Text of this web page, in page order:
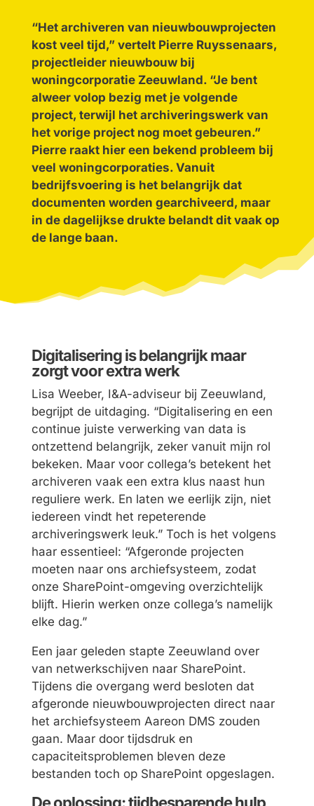
“Het archiveren van nieuwbouwprojecten
kost veel tijd,” vertelt Pierre Ruyssenaars,
projectleider nieuwbouw bij
woningcorporatie Zeeuwland. “Je bent
alweer volop bezig met je volgende
project, terwijl het archiveringswerk van
het vorige project nog moet gebeuren.”
Pierre raakt hier een bekend probleem bij
veel woningcorporaties. Vanuit
bedrijfsvoering is het belangrijk dat
documenten worden gearchiveerd, maar
in de dagelijkse drukte belandt dit vaak op
de lange baan.
Digitalisering is belangrijk maar
zorgt voor extra werk
Lisa Weeber, I&A-adviseur bij Zeeuwland,
begrijpt de uitdaging. “Digitalisering en een
continue juiste verwerking van data is
ontzettend belangrijk, zeker vanuit mijn rol
bekeken. Maar voor collega’s betekent het
archiveren vaak een extra klus naast hun
reguliere werk. En laten we eerlijk zijn, niet
iedereen vindt het repeterende
archiveringswerk leuk.” Toch is het volgens
haar essentieel: “Afgeronde projecten
moeten naar ons archiefsysteem, zodat
onze SharePoint-omgeving overzichtelijk
blijft. Hierin werken onze collega’s namelijk
elke dag.”
Een jaar geleden stapte Zeeuwland over
van netwerkschijven naar SharePoint.
Tijdens die overgang werd besloten dat
afgeronde nieuwbouwprojecten direct naar
het archiefsysteem Aareon DMS zouden
gaan. Maar door tijdsdruk en
capaciteitsproblemen bleven deze
bestanden toch op SharePoint opgeslagen.